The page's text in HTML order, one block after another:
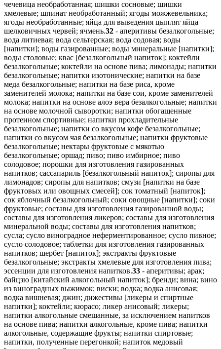
чечевица необработанная; шишки сосновые; шишки
хмелевые; шпинат необработанный; ягоды можжевельника;
ягоды необработанные; яйца для выведения цыплят яйца
шелковичных червей; ячмень.32 - аперитивы безалкогольные;
вода литиевая; вода сельтерская; вода содовая; воды
[напитки]; воды газированные; воды минеральные [напитки];
воды столовые; квас [безалкогольный напиток]; коктейли
безалкогольные; коктейли на основе пива; лимонады; напитки
безалкогольные; напитки изотонические; напитки на базе
меда безалкогольные; напитки на базе риса, кроме
заменителей молока; напитки на базе сои, кроме заменителей
молока; напитки на основе алоэ вера безалкогольные; напитки
на основе молочной сыворотки; напитки обогащенные
протеином спортивные; напитки прохладительные
безалкогольные; напитки со вкусом кофе безалкогольные;
напитки со вкусом чая безалкогольные; напитки фруктовые
безалкогольные; нектары фруктовые с мякотью
безалкогольные; оршад; пиво; пиво имбирное; пиво
солодовое; порошки для изготовления газированных
напитков; сассапариль [безалкогольный напиток]; сиропы для
лимонадов; сиропы для напитков; смузи [напитки на базе
фруктовых или овощных смесей]; сок томатный [напиток];
сок яблочный безалкогольный; соки овощные [напитки]; соки
фруктовые; составы для изготовления газированной воды;
составы для изготовления ликеров; составы для изготовления
минеральной воды; составы для изготовления напитков;
сусла; сусло виноградное неферментированное; сусло пивное;
сусло солодовое; таблетки для изготовления газированных
напитков; шербет [напиток]; экстракты фруктовые
безалкогольные; экстракты хмелевые для изготовления пива;
эссенции для изготовления напитков.33 - аперитивы; арак;
байцзю [китайский алкогольный напиток]; бренди; вина; вино
из виноградных выжимок; виски; водка; водка анисовая;
водка вишневая; джин; дижестивы [ликеры и спиртные
напитки]; коктейли; кюрасо; ликер анисовый; ликеры;
напитки алкогольные смешанные, за исключением напитков
на основе пива; напитки алкогольные, кроме пива; напитки
алкогольные, содержащие фрукты; напитки спиртовые;
напитки, полученные перегонкой; напиток медовый